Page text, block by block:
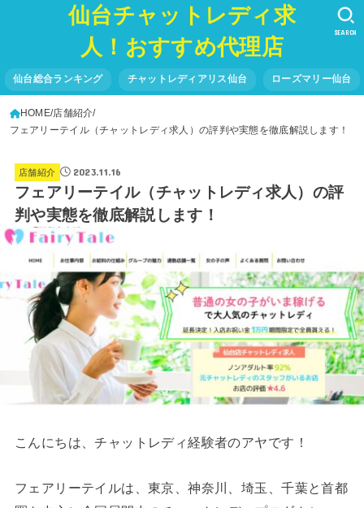
仙台チャットレディ求
人！おすすめ代理店
仙台総合ランキング チャットレディアリス仙台 ローズマリー仙台
SEARCH
HOME 店舗紹介
フェアリーテイル（チャットレディ求人）の評判や実態を徹底解説します！
店舗紹介 2023.11.16
フェアリーテイル（チャットレディ求人）の評
判や実態を徹底解説します！
こんにちは、チャットレディ経験者のアヤです！
フェアリーテイルは、東京、神奈川、埼玉、千葉と首都